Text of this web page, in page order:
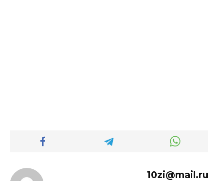
10zi@mail.ru